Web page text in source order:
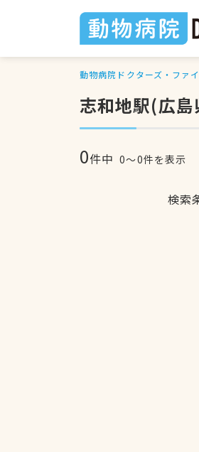
動物病院ドクターズ・ファ
志和地駅(広
0件中 0〜0件を表示
検索